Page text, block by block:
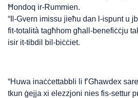
Ħondoq ir-Rummien.
“Il-Gvern imissu jieħu dan l-ispunt u
fit-totalità tagħhom għall-benefiċċju
isir it-tibdil bil-biċċiet.
“Huwa inaċċettabbli li f’Għawdex
tkun ġejja xi elezzjoni nies fis-settur